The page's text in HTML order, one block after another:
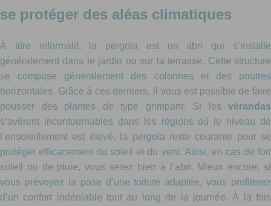
se protéger des aléas climatiques
À titre informatif, la pergola est un abri qui s’installe
généralement dans le jardin ou sur la terrasse. Cette structure
se compose généralement des colonnes et des poutres
horizontales. Grâce à ces derniers, il vous est possible de faire
pousser des plantes de type grimpant. Si les vérandas
s’avèrent incontournables dans les régions où le niveau de
l’ensoleillement est élevé, la pergola reste courante pour se
protéger efficacement du soleil et du vent. Ainsi, en cas de fort
soleil ou de pluie, vous serez bien à l’abri. Mieux encore, si
vous prévoyez la pose d’une toiture adaptée, vous profiterez
d’un confort indéniable tout au long de la journée. À la fois